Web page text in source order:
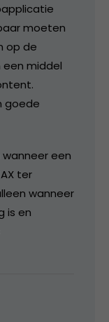
moeten
op de
middel
goede
een
ter
wanneer
is en